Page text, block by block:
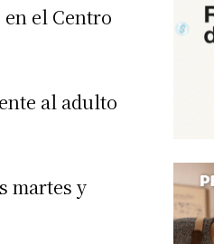
el Centro
al adulto
martes y